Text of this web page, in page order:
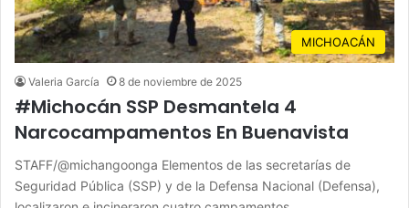
MICHOACÁN
Valeria García 8 de noviembre de 2025
#Michocán SSP Desmantela 4
Narcocampamentos En Buenavista
STAFF/@michangoonga Elementos de las secretarías de
Seguridad Pública (SSP) y de la Defensa Nacional (Defensa),